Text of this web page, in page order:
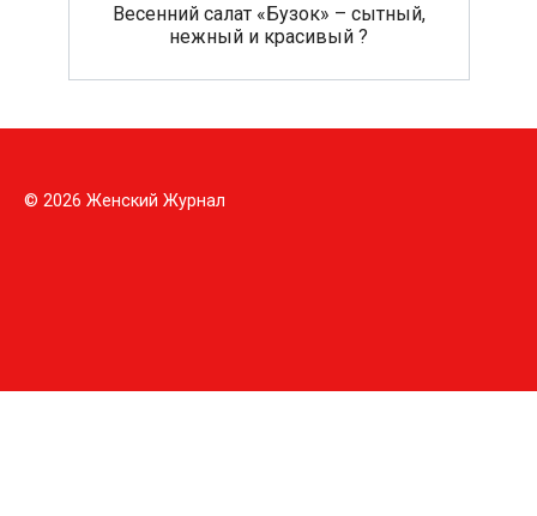
Весенний салат «Бузок» – сытный,
нежный и красивый ?
© 2026 Женский Журнал